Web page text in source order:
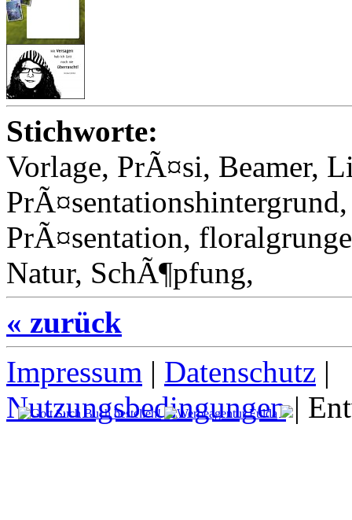
Stichworte:
Vorlage, PrÃ¤si, Beamer,
PrÃ¤sentation,
Natur, SchÃ¶pfung,
« zurück
Impressum | Datenschutz |
Nutzungsbedingungen|